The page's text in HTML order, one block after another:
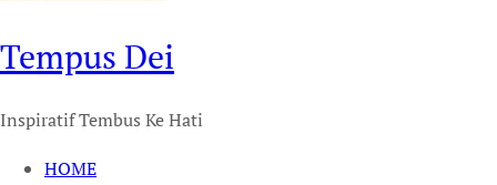
Tempus Dei
Inspiratif Tembus Ke Hati
HOME